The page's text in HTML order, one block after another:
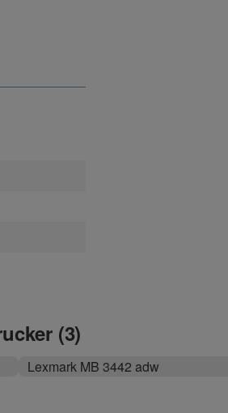
(3)
Lexmark MB 3442 adw